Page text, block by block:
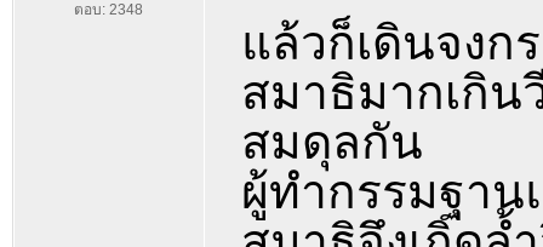
ตอบ: 2348
แล้วก็เดินจงก
สมาธิมากเกิน
สมดุลกัน
ผู้ทำกรรมฐา